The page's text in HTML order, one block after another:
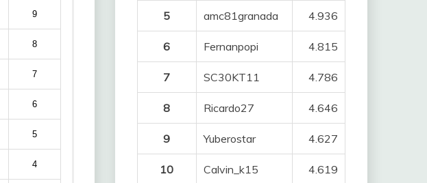
9
8
7
6
5
4
5 amc81granada 4.936
6 Fernanpopi 4.815
7 SC30KT11 4.786
8 Ricardo27 4.646
9 Yuberostar 4.627
10 Calvin_k15 4.619